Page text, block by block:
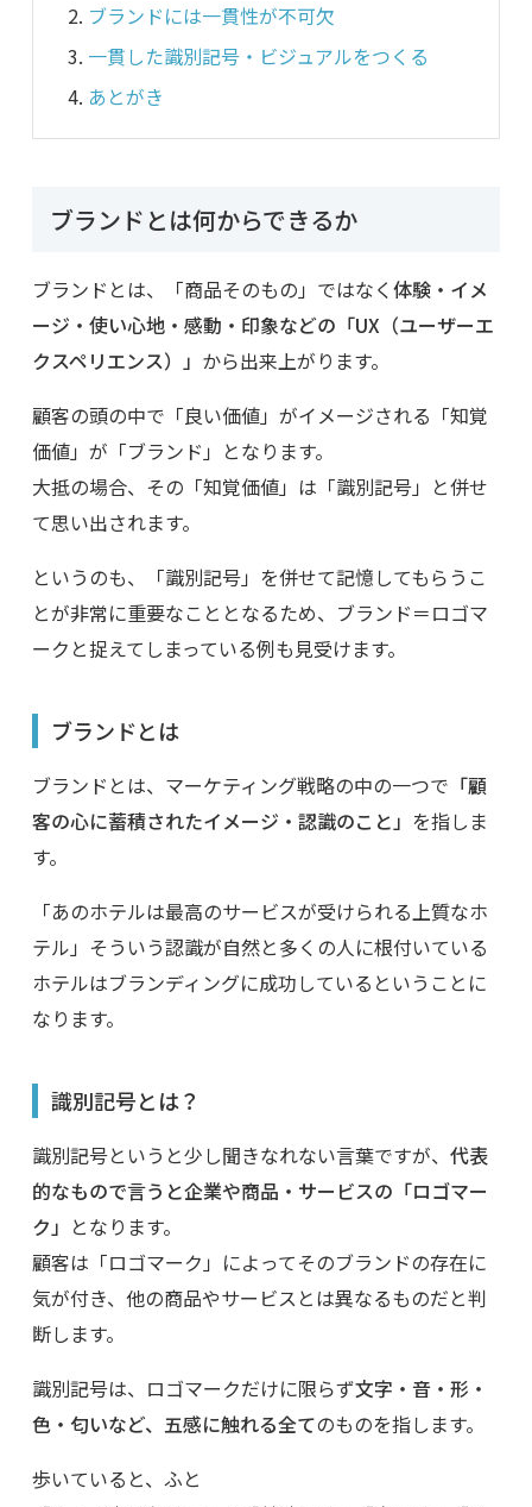
ブランドには一貫性が不可欠
一貫した識別記号・ビジュアルをつくる
あとがき
ブランドとは何からできるか
ブランドとは、「商品そのもの」ではなく体験・イメ
ージ・使い心地・感動・印象などの「UX（ユーザーエ
クスペリエンス）」 から出来上がります。
顧客の頭の中で「良い価値」がイメージされる「知覚
価値」が「ブランド」となります。
大抵の場合、その「知覚価値」は「識別記号」と併せ
て思い出されます。
というのも、「識別記号」を併せて記憶してもらうこ
とが非常に重要なこととなるため、ブランド＝ロゴマ
ークと捉えてしまっている例も見受けます。
ブランドとは
ブランドとは、マーケティング戦略の中の一つで 「顧
客の心に蓄積されたイメージ・認識のこと」 を指しま
す。
「あのホテルは最高のサービスが受けられる上質なホ
テル」そういう認識が自然と多くの人に根付いている
ホテルはブランディングに成功しているということに
なります。
識別記号とは？
識別記号というと少し聞きなれない言葉ですが、 代表
的なもので言うと企業や商品・サービスの「ロゴマー
ク」 となります。
顧客は「ロゴマーク」によってそのブランドの存在に
気が付き、他の商品やサービスとは異なるものだと判
断します。
識別記号は、ロゴマークだけに限らず文字・音・形・
色・匂いなど、五感に触れる全てのものを指します。
歩いていると、ふと